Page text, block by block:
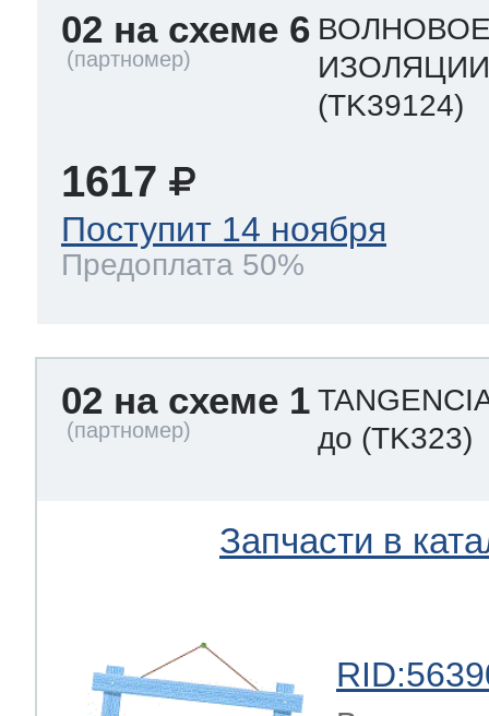
02 на схеме 6
ИЗОЛЯЦИИ
(TK39124)
1617
Поступит 14 ноября
Предоплата 50%
02 на схеме 1
до (TK323)
Запчасти в